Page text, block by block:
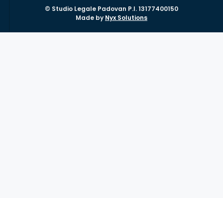
© Studio Legale Padovan P.I. 13177400150
Made by Nyx Solutions